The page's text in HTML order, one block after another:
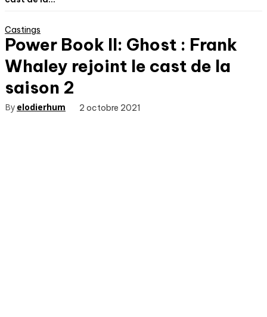
Castings
Power Book II: Ghost : Frank
Whaley rejoint le cast de la
saison 2
By elodierhum 2 octobre 2021